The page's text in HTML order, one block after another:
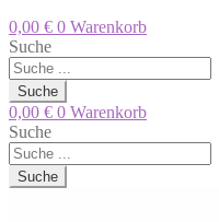
0,00 € 0 Warenkorb
Suche
Suche
0,00 € 0 Warenkorb
Suche
Suche